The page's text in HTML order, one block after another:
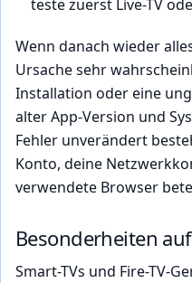
teste zuerst Live-TV
Wenn danach wieder
Ursache sehr
Installation oder eine
alter App-Version und
Fehler unverändert
Konto, deine
verwendete Browser
Besonderheiten
Smart-TVs und Fire-TV-